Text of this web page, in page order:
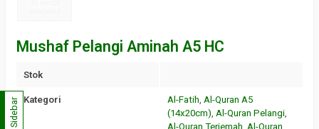
Mushaf Pelangi Aminah A5 HC
Stok
Kategori Al-Fatih, Al-Quran A5
(14x20cm), Al-Quran Pelangi,
Al-Quran Terjemah, Al-Quran
Sidebar